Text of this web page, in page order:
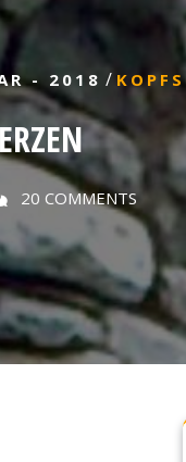
- 2018 /
20 COMMENTS